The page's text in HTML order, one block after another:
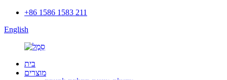
+86 1586 1583 211
English
בית
מוצרים